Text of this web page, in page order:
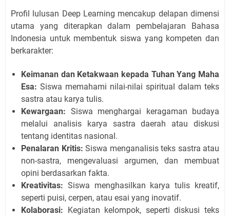
Profil lulusan Deep Learning mencakup delapan dimensi
utama yang diterapkan dalam pembelajaran Bahasa
Indonesia untuk membentuk siswa yang kompeten dan
berkarakter:
Keimanan dan Ketakwaan kepada Tuhan Yang Maha
Esa: Siswa memahami nilai-nilai spiritual dalam teks
sastra atau karya tulis.
Kewargaan: Siswa menghargai keragaman budaya
melalui analisis karya sastra daerah atau diskusi
tentang identitas nasional.
Penalaran Kritis: Siswa menganalisis teks sastra atau
non-sastra, mengevaluasi argumen, dan membuat
opini berdasarkan fakta.
Kreativitas: Siswa menghasilkan karya tulis kreatif,
seperti puisi, cerpen, atau esai yang inovatif.
Kolaborasi: Kegiatan kelompok, seperti diskusi teks